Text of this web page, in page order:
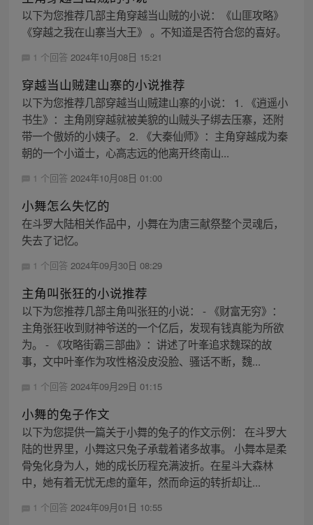
以下为您推荐几部主角穿越当山贼的小说：《山匪攻略》
《穿越之我在山寨当大王》 。不知道是否符合您的喜好。
1 个回答 2024年10月08日 15:21
穿越当山贼建山寨的小说推荐
以下为您推荐几部穿越当山贼建山寨的小说： 1. 《逍遥小
书生》：主角刚穿越就被美貌的山贼头子绑去压寨，还附
带一个傲娇的小姨子。 2. 《大秦仙师》：主角穿越成为秦
朝的一个小道士，心高志远的他离开终南山...
1 个回答 2024年10月08日 01:00
小舞怎么失忆的
在斗罗大陆相关作品中，小舞在为唐三献祭整个灵魂后，
失去了记忆。
1 个回答 2024年09月30日 08:29
主角叫张狂的小说推荐
以下为您推荐几部主角叫张狂的小说： - 《财富无穷》：
主角张狂收到财神爷送的一个亿后，发现有钱真能为所欲
为。 - 《攻略街霸三部曲》：讲述了叶峯追求魏琛的故
事，文中叶峯作为攻性格没皮没脸、骚话不断，魏...
1 个回答 2024年09月29日 01:15
小舞的兔子作文
以下为您提供一篇关于小舞的兔子的作文示例： 在斗罗大
陆的世界里，小舞这只兔子承载着诸多故事。 小舞本是柔
骨兔化身为人，她的成长历程充满波折。在星斗大森林
中，她有着无忧无虑的童年，然而命运的转折却让...
1 个回答 2024年09月01日 10:55